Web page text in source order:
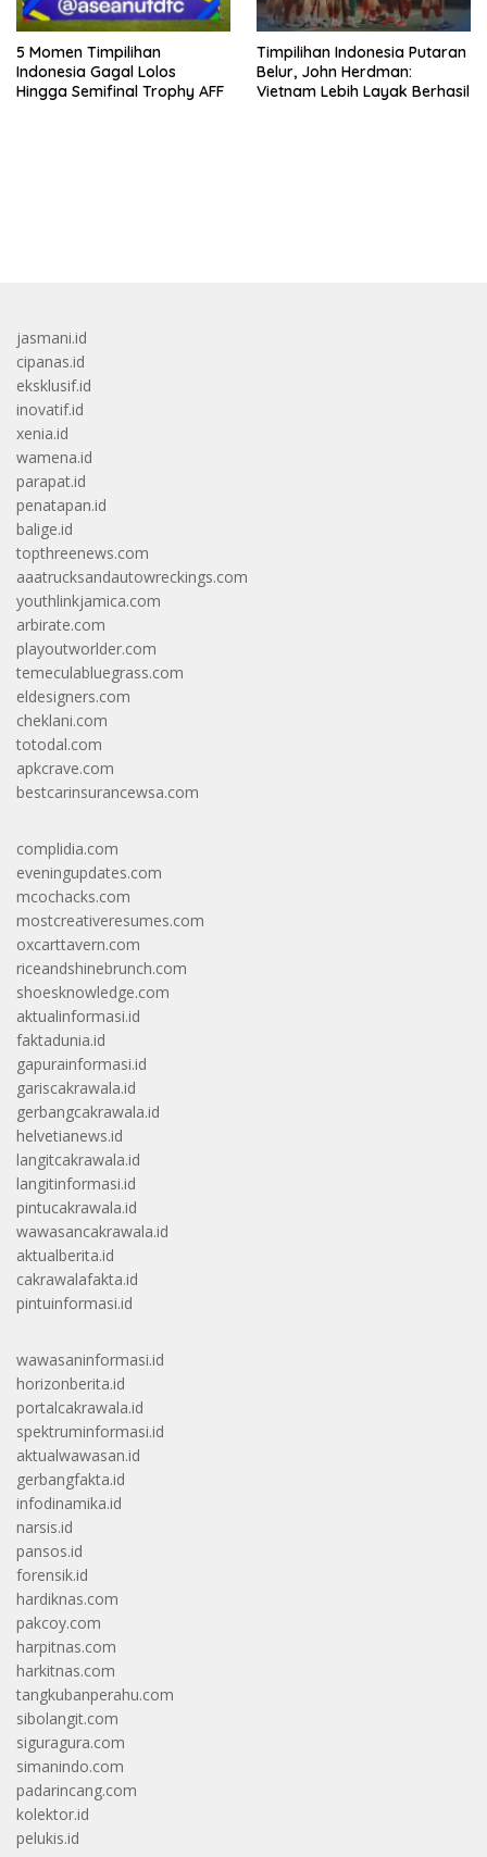
5 Momen Timpilihan
Indonesia Gagal Lolos
Hingga Semifinal Trophy AFF
Timpilihan Indonesia Putaran
Belur, John Herdman:
Vietnam Lebih Layak Berhasil
jasmani.id
cipanas.id
eksklusif.id
inovatif.id
xenia.id
wamena.id
parapat.id
penatapan.id
balige.id
topthreenews.com
aaatrucksandautowreckings.com
youthlinkjamica.com
arbirate.com
playoutworlder.com
temeculabluegrass.com
eldesigners.com
cheklani.com
totodal.com
apkcrave.com
bestcarinsurancewsa.com
complidia.com
eveningupdates.com
mcochacks.com
mostcreativeresumes.com
oxcarttavern.com
riceandshinebrunch.com
shoesknowledge.com
aktualinformasi.id
faktadunia.id
gapurainformasi.id
gariscakrawala.id
gerbangcakrawala.id
helvetianews.id
langitcakrawala.id
langitinformasi.id
pintucakrawala.id
wawasancakrawala.id
aktualberita.id
cakrawalafakta.id
pintuinformasi.id
wawasaninformasi.id
horizonberita.id
portalcakrawala.id
spektruminformasi.id
aktualwawasan.id
gerbangfakta.id
infodinamika.id
narsis.id
pansos.id
forensik.id
hardiknas.com
pakcoy.com
harpitnas.com
harkitnas.com
tangkubanperahu.com
sibolangit.com
siguragura.com
simanindo.com
padarincang.com
kolektor.id
pelukis.id